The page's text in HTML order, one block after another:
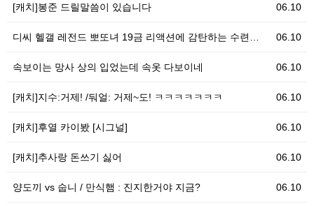
06.10
[캐치]봉준 드릴말씀이 있습니다
06.10
디씨 헬갤 레전드 뽀또녀 19금 리액션에 감탄하는 수련…
06.10
속보이는 망사 상의 입었는데 속옷 다보이네
06.10
[캐치]지수:거제! /둬얼: 거제~도! ㅋㅋㅋㅋㅋㅋㅋ
06.10
[캐치]후열 카이봤 [시그널]
06.10
[캐치]추사랑 돈쓰기 싫어
06.10
양도끼 vs 숩니 / 만식햄 : 진지한거야 지금?